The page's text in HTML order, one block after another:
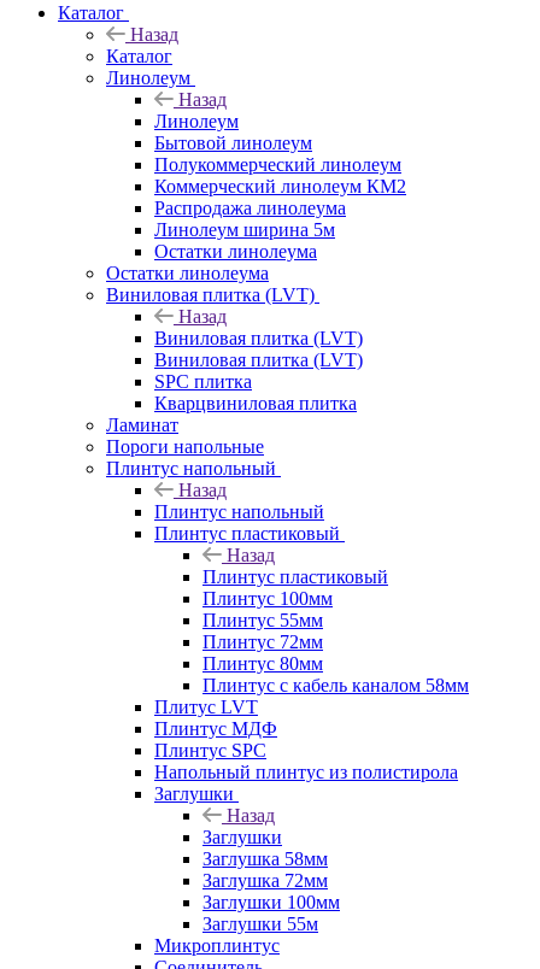
Каталог
Назад
Каталог
Линолеум
Назад
Линолеум
Бытовой линолеум
Полукоммерческий линолеум
Коммерческий линолеум КМ2
Распродажа линолеума
Линолеум ширина 5м
Остатки линолеума
Остатки линолеума
Виниловая плитка (LVT)
Назад
Виниловая плитка (LVT)
Виниловая плитка (LVT)
SPC плитка
Кварцвиниловая плитка
Ламинат
Пороги напольные
Плинтус напольный
Назад
Плинтус напольный
Плинтус пластиковый
Назад
Плинтус пластиковый
Плинтус 100мм
Плинтус 55мм
Плинтус 72мм
Плинтус 80мм
Плинтус с кабель каналом 58мм
Плитус LVT
Плинтус МДФ
Плинтус SPC
Напольный плинтус из полистирола
Заглушки
Назад
Заглушки
Заглушка 58мм
Заглушка 72мм
Заглушки 100мм
Заглушки 55м
Микроплинтус